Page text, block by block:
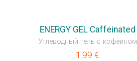
ENERGY GEL Caffeinated
Углеводный гель c кофеином
1.99 €